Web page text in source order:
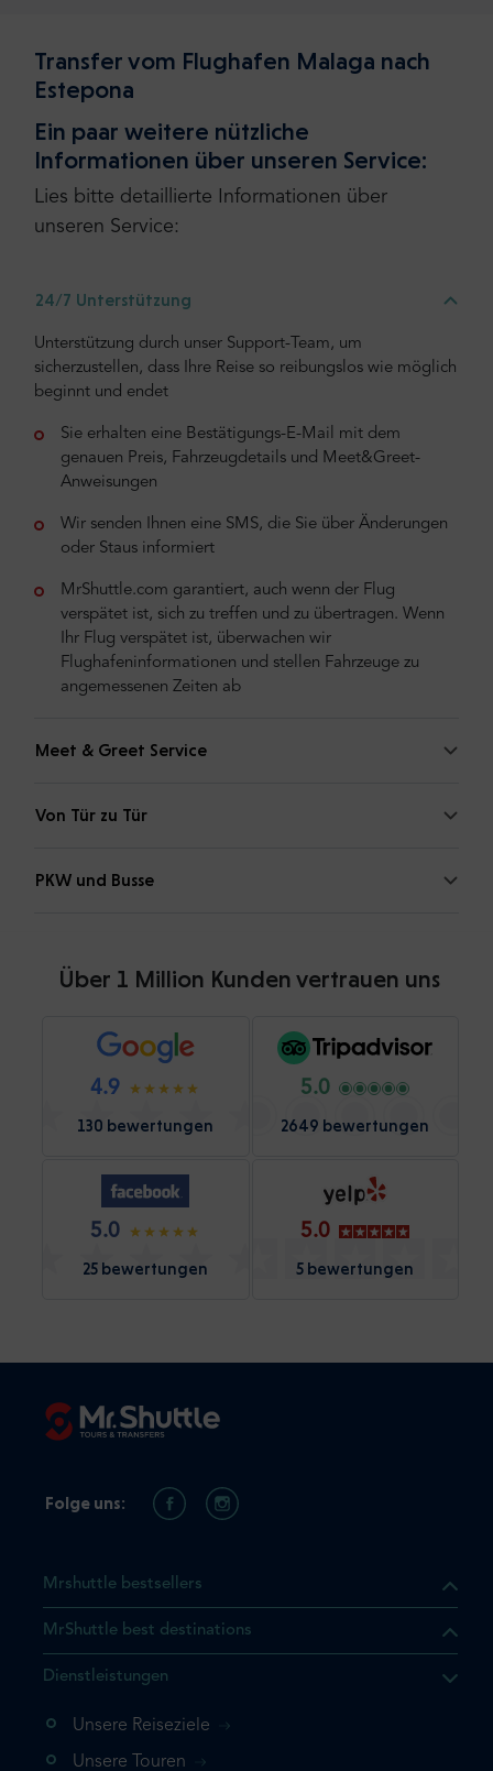
Transfer vom Flughafen Malaga nach
Estepona
Ein paar weitere nützliche
Informationen über unseren Service:
Lies bitte detaillierte Informationen über
unseren Service:
24/7 Unterstützung
Unterstützung durch unser Support-Team, um
sicherzustellen, dass Ihre Reise so reibungslos wie möglich
beginnt und endet
Sie erhalten eine Bestätigungs-E-Mail mit dem
genauen Preis, Fahrzeugdetails und Meet&Greet-
Anweisungen
Wir senden Ihnen eine SMS, die Sie über Änderungen
oder Staus informiert
MrShuttle.com garantiert, auch wenn der Flug
verspätet ist, sich zu treffen und zu übertragen. Wenn
Ihr Flug verspätet ist, überwachen wir
Flughafeninformationen und stellen Fahrzeuge zu
angemessenen Zeiten ab
Meet & Greet Service
Von Tür zu Tür
PKW und Busse
Über 1 Million Kunden vertrauen uns
4.9
130 bewertungen
5.0
2649 bewertungen
5.0
25 bewertungen
5.0
5 bewertungen
dass sich das Produkt, das
Warenkorb befindet.
einmal hinzufügen
Mrshuttle bestsellers
MrShuttle best destinations
Dienstleistungen
Unsere Reiseziele
Unsere Touren
Folge uns: